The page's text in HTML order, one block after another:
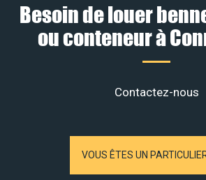
Besoin de louer
ou conteneur à
Contactez-nous
VOUS ÊTES UN